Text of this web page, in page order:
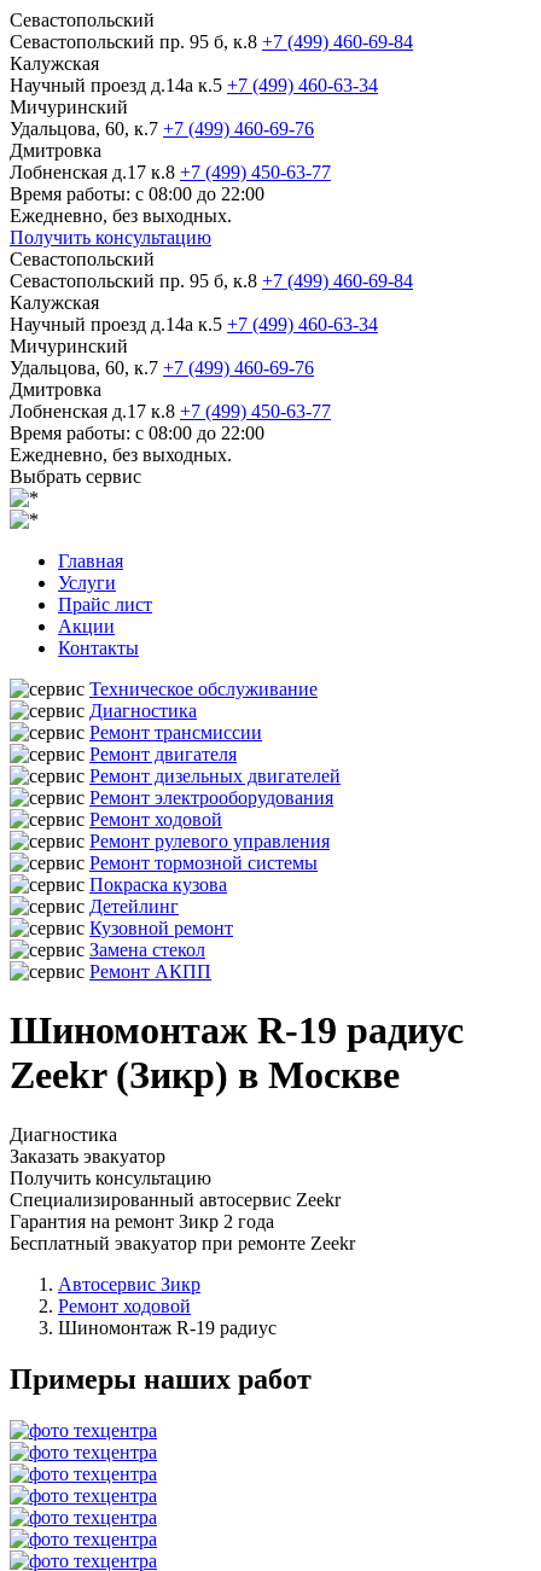
Севастопольский
Севастопольский пр. 95 б, к.8 +7 (499) 460-69-84
Калужская
Научный проезд д.14а к.5 +7 (499) 460-63-34
Мичуринский
Удальцова, 60, к.7 +7 (499) 460-69-76
Дмитровка
Лобненская д.17 к.8 +7 (499) 450-63-77
Время работы: с 08:00 до 22:00
Ежедневно, без выходных.
Получить консультацию
Севастопольский
Севастопольский пр. 95 б, к.8 +7 (499) 460-69-84
Калужская
Научный проезд д.14а к.5 +7 (499) 460-63-34
Мичуринский
Удальцова, 60, к.7 +7 (499) 460-69-76
Дмитровка
Лобненская д.17 к.8 +7 (499) 450-63-77
Время работы: с 08:00 до 22:00
Ежедневно, без выходных.
Выбрать сервис
Главная
Услуги
Прайс лист
Акции
Контакты
Техническое обслуживание
Диагностика
Ремонт трансмиссии
Ремонт двигателя
Ремонт дизельных двигателей
Ремонт электрооборудования
Ремонт ходовой
Ремонт рулевого управления
Ремонт тормозной системы
Покраска кузова
Детейлинг
Кузовной ремонт
Замена стекол
Ремонт АКПП
Шиномонтаж R-19 радиус
Zeekr (Зикр) в Москве
Диагностика
Заказать эвакуатор
Получить консультацию
Специализированный автосервис Zeekr
Гарантия на ремонт Зикр 2 года
Бесплатный эвакуатор при ремонте Zeekr
Автосервис Зикр
Ремонт ходовой
Шиномонтаж R-19 радиус
Примеры наших работ